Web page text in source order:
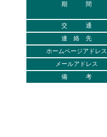
期 間
交 通
連 絡 先
ホームページアドレス
メールアドレス
備 考